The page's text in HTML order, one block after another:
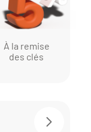
À la remise
des clés